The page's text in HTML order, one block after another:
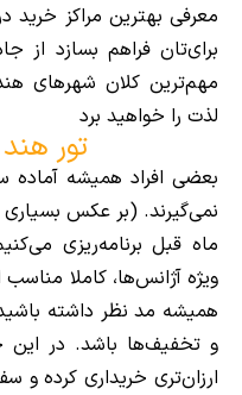
معرفی بهترین مراکز خرید
برای‌تان فراهم بسازد
مهم‌ترین کلان شهرهای
لذت را خواهید برد
تور
بعضی افراد همیشه
نمی‌گیرند. (بر عکس بسیاری
ماه قبل برنامه‌ریزی
ویژه آژانس‌ها، کاملا
همیشه مد نظر داشته
و تخفیف‌ها باشد. در این
ارزان‌تری خریداری کرده و